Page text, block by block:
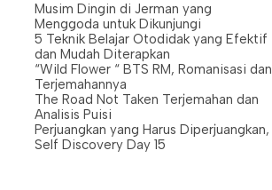
Musim Dingin di Jerman yang
Menggoda untuk Dikunjungi
5 Teknik Belajar Otodidak yang Efektif
dan Mudah Diterapkan
“Wild Flower “ BTS RM, Romanisasi dan
Terjemahannya
The Road Not Taken Terjemahan dan
Analisis Puisi
Perjuangkan yang Harus Diperjuangkan,
Self Discovery Day 15